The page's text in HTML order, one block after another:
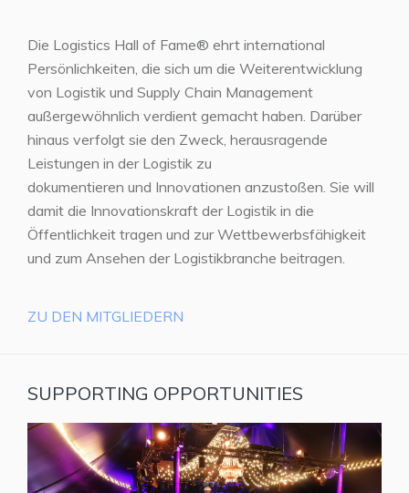
Die Logistics Hall of Fame® ehrt international
Persönlichkeiten, die sich um die Weiterentwicklung
von Logistik und Supply Chain Management
außergewöhnlich verdient gemacht haben. Darüber
hinaus verfolgt sie den Zweck, herausragende
Leistungen in der Logistik zu
dokumentieren und Innovationen anzustoßen. Sie will
damit die Innovationskraft der Logistik in die
Öffentlichkeit tragen und zur Wettbewerbsfähigkeit
und zum Ansehen der Logistikbranche beitragen.
ZU DEN MITGLIEDERN
SUPPORTING OPPORTUNITIES